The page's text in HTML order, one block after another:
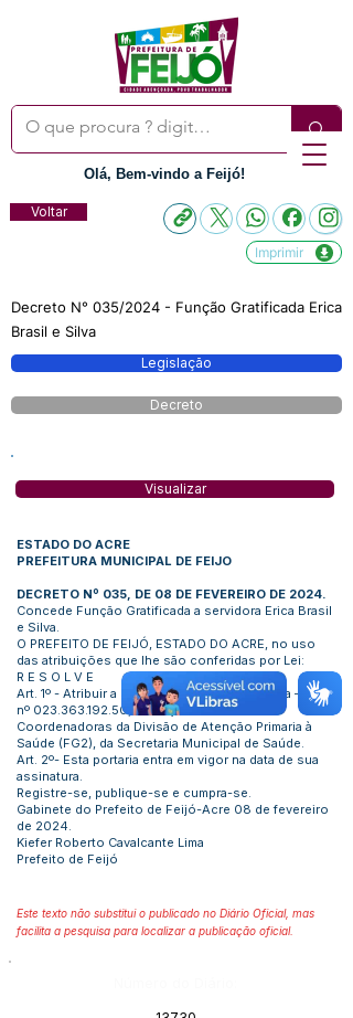
Olá, Bem-vindo a Feijó!
Voltar
Imprimir
Decreto N° 035/2024 - Função Gratificada Erica
Brasil e Silva
Legislação
Decreto
Visualizar
ESTADO DO ACRE
PREFEITURA MUNICIPAL DE FEIJO
DECRETO Nº 035, DE 08 DE FEVEREIRO DE 2024.
Concede Função Gratificada a servidora Erica Brasil
e Silva.
O PREFEITO DE FEIJÓ, ESTADO DO ACRE, no uso
das atribuições que lhe são conferidas por Lei:
R E S O L V E
Art. 1º - Atribuir a servidora Erica Brasil e Silva – CPF
nº 023.363.192.50 , a Função Gratificada de
Coordenadoras da Divisão de Atenção Primaria à
Saúde (FG2), da Secretaria Municipal de Saúde.
Art. 2º- Esta portaria entra em vigor na data de sua
assinatura.
Registre-se, publique-se e cumpra-se.
Gabinete do Prefeito de Feijó-Acre 08 de fevereiro
de 2024.
Kiefer Roberto Cavalcante Lima
Prefeito de Feijó
Este texto não substitui o publicado no Diário Oficial, mas
facilita a pesquisa para localizar a publicação oficial.